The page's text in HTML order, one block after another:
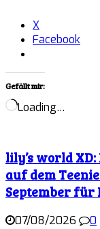
X
Facebook
Gefällt mir:
Loading…
lily’s world
auf dem
September für
07/08/2026
0